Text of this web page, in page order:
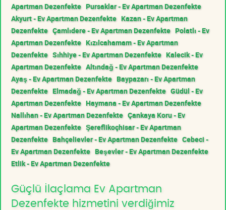
Apartman Dezenfekte Pursaklar - Ev Apartman Dezenfekte
Akyurt - Ev Apartman Dezenfekte Kazan - Ev Apartman
Dezenfekte Çamlıdere - Ev Apartman Dezenfekte Polatlı - Ev
Apartman Dezenfekte Kızılcahamam - Ev Apartman
Dezenfekte Sıhhiye - Ev Apartman Dezenfekte Kalecik - Ev
Apartman Dezenfekte Altındağ - Ev Apartman Dezenfekte
Ayaş - Ev Apartman Dezenfekte Baypazarı - Ev Apartman
Dezenfekte Elmadağ - Ev Apartman Dezenfekte Güdül - Ev
Apartman Dezenfekte Haymana - Ev Apartman Dezenfekte
Nallıhan - Ev Apartman Dezenfekte Çankaya Koru - Ev
Apartman Dezenfekte Şereflikoçhisar - Ev Apartman
Dezenfekte Bahçelievler - Ev Apartman Dezenfekte Cebeci -
Ev Apartman Dezenfekte Beşevler - Ev Apartman Dezenfekte
Etlik - Ev Apartman Dezenfekte
Güçlü İlaçlama Ev Apartman
Dezenfekte hizmetini verdiğimiz